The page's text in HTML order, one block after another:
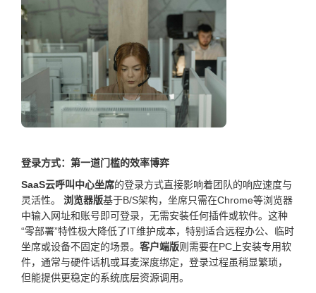
登录方式：第一道门槛的效率博弈
SaaS云呼叫中心坐席的登录方式直接影响着团队的响应速度与
灵活性。 浏览器版基于B/S架构，坐席只需在Chrome等浏览器
中输入网址和账号即可登录，无需安装任何插件或软件。这种
“零部署”特性极大降低了IT维护成本，特别适合远程办公、临时
坐席或设备不固定的场景。 客户端版则需要在PC上安装专用软
件，通常与硬件话机或耳麦深度绑定，登录过程虽稍显繁琐，
但能提供更稳定的系统底层资源调用。